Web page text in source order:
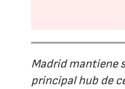
Madrid mantiene
principal hub de